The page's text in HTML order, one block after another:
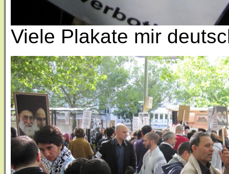
Viele Plakate mir